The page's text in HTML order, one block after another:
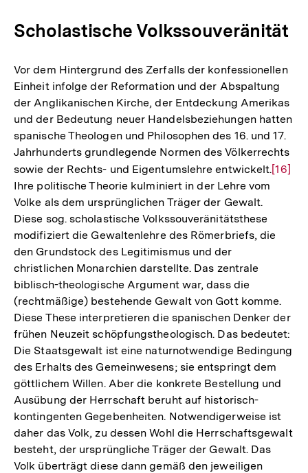
Scholastische Volkssouveränität
Vor dem Hintergrund des Zerfalls der konfessionellen
Einheit infolge der Reformation und der Abspaltung
der Anglikanischen Kirche, der Entdeckung Amerikas
und der Bedeutung neuer Handelsbeziehungen hatten
spanische Theologen und Philosophen des 16. und 17.
Jahrhunderts grundlegende Normen des Völkerrechts
sowie der Rechts- und Eigentumslehre entwickelt.Zur
[16]
Ihre politische Theorie kulminiert in der Lehre vom
Volke als dem ursprünglichen Träger der Gewalt.
Diese sog. scholastische Volkssouveränitätsthese
modifiziert die Gewaltenlehre des Römerbriefs, die
den Grundstock des Legitimismus und der
christlichen Monarchien darstellte. Das zentrale
biblisch-theologische Argument war, dass die
(rechtmäßige) bestehende Gewalt von Gott komme.
Diese These interpretieren die spanischen Denker der
frühen Neuzeit schöpfungstheologisch. Das bedeutet:
Die Staatsgewalt ist eine naturnotwendige Bedingung
des Erhalts des Gemeinwesens; sie entspringt dem
göttlichem Willen. Aber die konkrete Bestellung und
Ausübung der Herrschaft beruht auf historisch-
kontingenten Gegebenheiten. Notwendigerweise ist
daher das Volk, zu dessen Wohl die Herrschaftsgewalt
besteht, der ursprüngliche Träger der Gewalt. Das
Volk überträgt diese dann gemäß den jeweiligen